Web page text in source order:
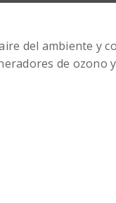
del ambiente y
de ozono